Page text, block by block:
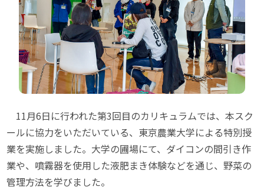
11月6日に行われた第3回目のカリキュラムでは、本スク
ールに協力をいただいている、東京農業大学による特別授
業を実施しました。大学の圃場にて、ダイコンの間引き作
業や、噴霧器を使用した液肥まき体験などを通じ、野菜の
管理方法を学びました。